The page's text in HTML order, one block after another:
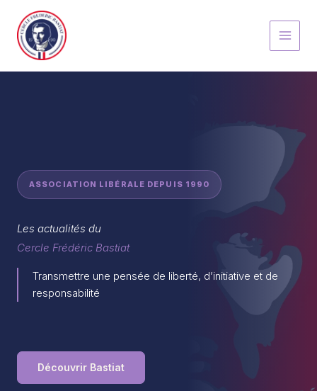
contenu
ASSOCIATION LIBÉRALE DEPUIS 1990
Les actualités du
Cercle Frédéric Bastiat
Transmettre une pensée de liberté, d’initiative et de
responsabilité
Découvrir Bastiat